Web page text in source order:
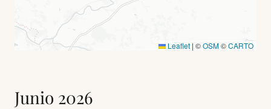
Leaflet | ©OSM©CARTO
Junio 2026